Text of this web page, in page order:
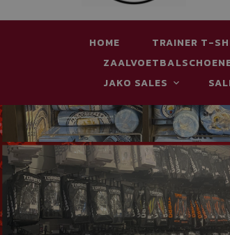
HOME TRAINER T-
JAKO SALES